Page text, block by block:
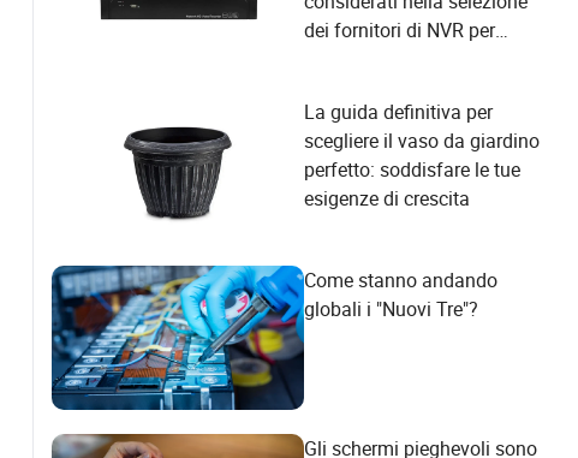
dei fornitori di NVR per
La guida definitiva per
scegliere il vaso da giardino
perfetto: soddisfare le tue
esigenze di crescita
Come stanno andando
globali i "Nuovi Tre"?
Gli schermi pieghevoli sono